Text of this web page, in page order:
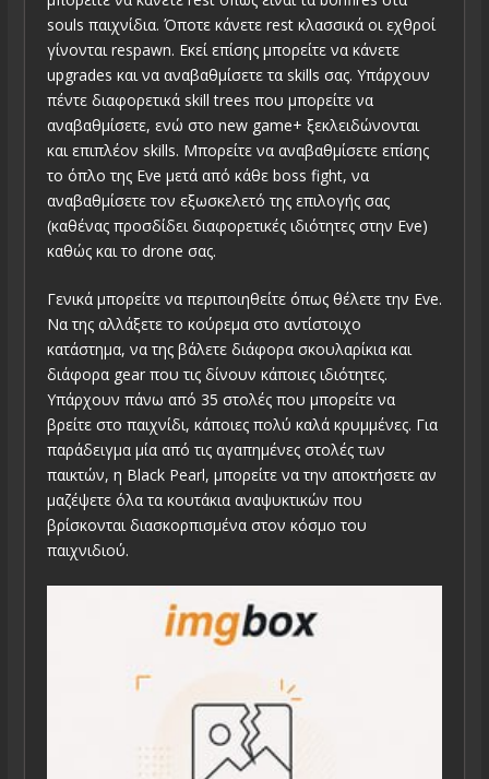
souls παιχνίδια. Όποτε κάνετε rest κλασσικά οι εχθροί
γίνονται respawn. Εκεί επίσης μπορείτε να κάνετε
upgrades και να αναβαθμίσετε τα skills σας. Υπάρχουν
πέντε διαφορετικά skill trees που μπορείτε να
αναβαθμίσετε, ενώ στο new game+ ξεκλειδώνονται
και επιπλέον skills. Μπορείτε να αναβαθμίσετε επίσης
το όπλο της Eve μετά από κάθε boss fight, να
αναβαθμίσετε τον εξωσκελετό της επιλογής σας
(καθένας προσδίδει διαφορετικές ιδιότητες στην Eve)
καθώς και το drone σας.
Γενικά μπορείτε να περιποιηθείτε όπως θέλετε την Eve.
Να της αλλάξετε το κούρεμα στο αντίστοιχο
κατάστημα, να της βάλετε διάφορα σκουλαρίκια και
διάφορα gear που τις δίνουν κάποιες ιδιότητες.
Υπάρχουν πάνω από 35 στολές που μπορείτε να
βρείτε στο παιχνίδι, κάποιες πολύ καλά κρυμμένες. Για
παράδειγμα μία από τις αγαπημένες στολές των
παικτών, η Black Pearl, μπορείτε να την αποκτήσετε αν
μαζέψετε όλα τα κουτάκια αναψυκτικών που
βρίσκονται διασκορπισμένα στον κόσμο του
παιχνιδιού.